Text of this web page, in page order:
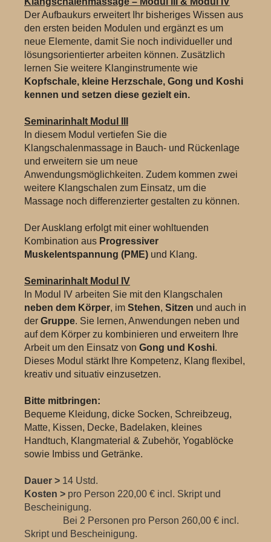
Der Aufbaukurs erweitert Ihr bisheriges Wissen aus
den ersten beiden Modulen und ergänzt es um
neue Elemente, damit Sie noch individueller und
lösungsorientierter arbeiten können. Zusätzlich
lernen Sie weitere Klanginstrumente wie
Kopfschale, kleine Herzschale, Gong und Koshi
kennen und setzen diese gezielt ein.
Seminarinhalt Modul III
In diesem Modul vertiefen Sie die
Klangschalenmassage in Bauch- und Rückenlage
und erweitern sie um neue
Anwendungsmöglichkeiten. Zudem kommen zwei
weitere Klangschalen zum Einsatz, um die
Massage noch differenzierter gestalten zu können.
Der Ausklang erfolgt mit einer wohltuenden
Kombination aus Progressiver
Muskelentspannung (PME) und Klang.
Seminarinhalt Modul IV
In Modul IV arbeiten Sie mit den Klangschalen
neben dem Körper, imStehen,Sitzen und auch in
derGruppe. Sie lernen, Anwendungen neben und
auf dem Körper zu kombinieren und erweitern Ihre
Arbeit um den Einsatz vonGong und Koshi.
Dieses Modul stärkt Ihre Kompetenz, Klang flexibel,
kreativ und situativ einzusetzen.
Bitte mitbringen:
Bequeme Kleidung, dicke Socken, Schreibzeug,
Matte, Kissen, Decke, Badelaken, kleines
Handtuch, Klangmaterial & Zubehör, Yogablöcke
sowie Imbiss und Getränke.
Dauer > 14 Ustd.
Kosten > pro Person 220,00 € incl. Skript und
Bescheinigung.
Bei 2 Personen pro Person 260,00 € incl.
Skript und Bescheinigung.